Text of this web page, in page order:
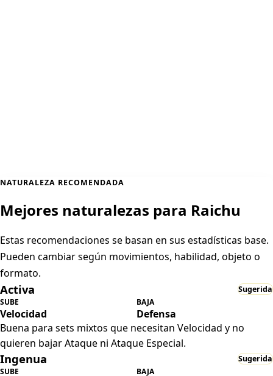
NATURALEZA RECOMENDADA
Mejores naturalezas para Raichu
Estas recomendaciones se basan en sus estadísticas base.
Pueden cambiar según movimientos, habilidad, objeto o
formato.
Activa
Sugerida
SUBE
Velocidad
BAJA
Defensa
Buena para sets mixtos que necesitan Velocidad y no
quieren bajar Ataque ni Ataque Especial.
Ingenua
Sugerida
SUBE
BAJA